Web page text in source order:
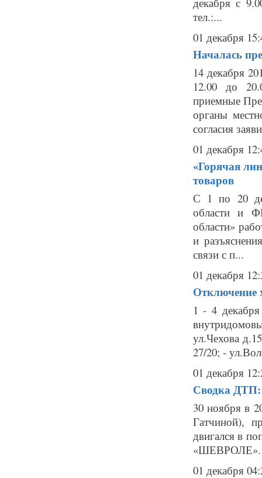
тел.:...
01 декабря
Началась
14 декабря
12.00 до
приемные
органы
согласия
01 декабря
«Горячая
товаров
С 1 по 20
области и
области»
и
связи с п...
01 декабря
Отключение
1 - 4
ул.Чехова
27/20; -
01 декабря
Сводка ДТП:
30 ноября в
Гатчиной),
двигался в
«ШЕВРОЛЕ». В
01 декабря